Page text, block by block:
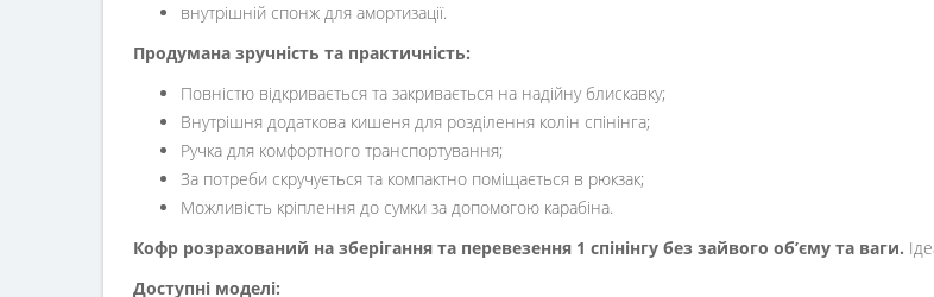
внутрішній спонж для амортизації.
Продумана зручність та практичність:
Повністю відкривається та закривається на надійну блискавку;
Внутрішня додаткова кишеня для розділення колін спінінга;
Ручка для комфортного транспортування;
За потреби скручується та компактно поміщається в рюкзак;
Можливість кріплення до сумки за допомогою карабіна.
Кофр розрахований на зберігання та перевезення 1 спінінгу без зайвого об’єму та ваги.
Доступні моделі: